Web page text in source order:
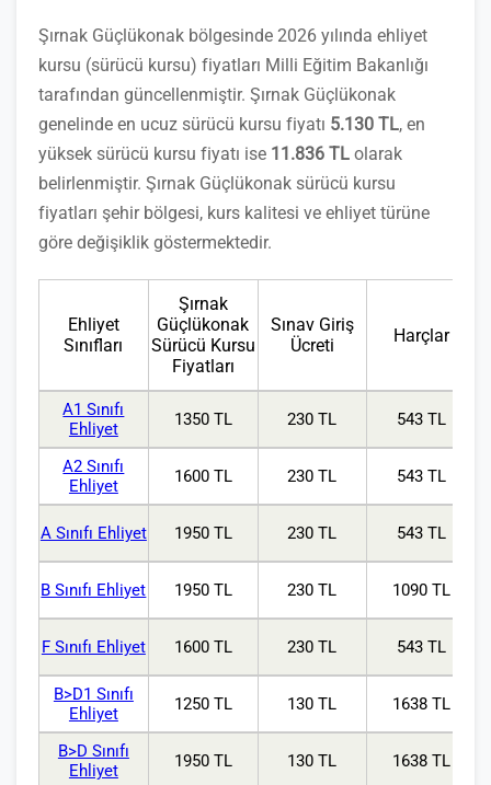
Şırnak Güçlükonak bölgesinde 2026 yılında ehliyet
kursu (sürücü kursu) fiyatları Milli Eğitim Bakanlığı
tarafından güncellenmiştir. Şırnak Güçlükonak
genelinde en ucuz sürücü kursu fiyatı 5.130 TL, en
yüksek sürücü kursu fiyatı ise 11.836 TL olarak
belirlenmiştir. Şırnak Güçlükonak sürücü kursu
fiyatları şehir bölgesi, kurs kalitesi ve ehliyet türüne
göre değişiklik göstermektedir.
Ehliyet
Sınıfları
Şırnak
Güçlükonak
Sürücü Kursu
Fiyatları
Sınav Giriş
Ücreti
Harçlar
A1 Sınıfı
Ehliyet
1350 TL 230 TL 543 TL
A2 Sınıfı
Ehliyet
1600 TL 230 TL 543 TL
A Sınıfı Ehliyet 1950 TL 230 TL 543 TL
B Sınıfı Ehliyet 1950 TL 230 TL 1090 TL
F Sınıfı Ehliyet 1600 TL 230 TL 543 TL
B>D1 Sınıfı
Ehliyet
1250 TL 130 TL 1638 TL
B>D Sınıfı
Ehliyet
1950 TL 130 TL 1638 TL